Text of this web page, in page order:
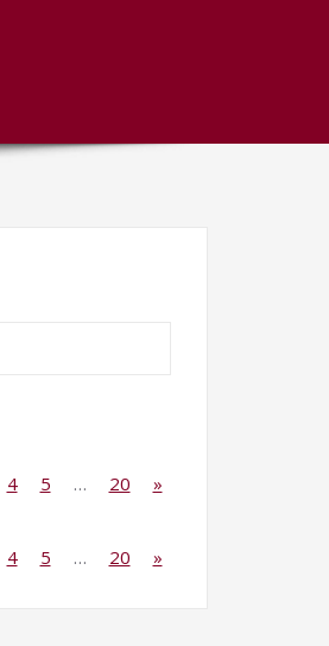
4 5 … 20 »
4 5 … 20 »